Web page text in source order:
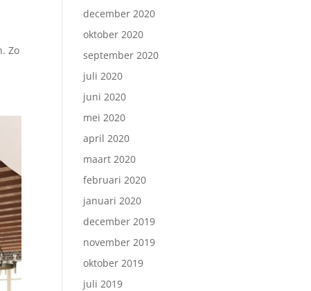
Zo
december 2020
oktober 2020
september 2020
juli 2020
juni 2020
mei 2020
april 2020
maart 2020
februari 2020
januari 2020
december 2019
november 2019
oktober 2019
juli 2019